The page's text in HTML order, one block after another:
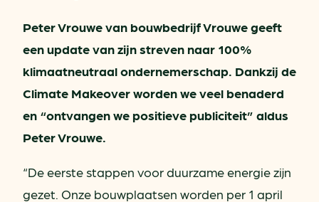
Peter Vrouwe van bouwbedrijf Vrouwe geeft
een update van zijn streven naar 100%
klimaatneutraal ondernemerschap. Dankzij de
Climate Makeover worden we veel benaderd
en “ontvangen we positieve publiciteit” aldus
Peter Vrouwe.
“De eerste stappen voor duurzame energie zijn
gezet. Onze bouwplaatsen worden per 1 april